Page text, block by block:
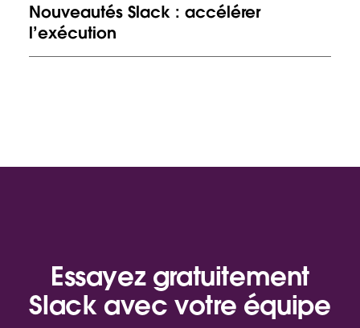
Nouveautés Slack : accélérer
l’exécution
Essayez gratuitement
Slack avec votre équipe